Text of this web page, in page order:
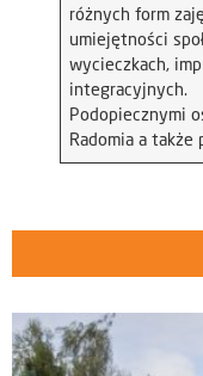
różnych form
umiejętności
wycieczkach,
integracyjnych.
Podopiecznymi
Radomia a także